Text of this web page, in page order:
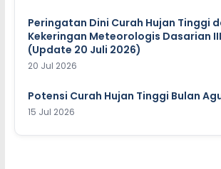
Peringatan Dini Curah Hujan Tinggi
Kekeringan Meteorologis Dasarian
(Update 20 Juli 2026)
20 Jul 2026
Potensi Curah Hujan Tinggi Bulan
15 Jul 2026